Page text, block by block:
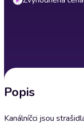
Popis
Kanálníčci jsou